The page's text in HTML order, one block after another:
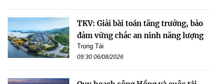
TKV: Giải bài toán tăng trưởng, bảo
đảm vững chắc an ninh năng lượng
Trọng Tài
09:30 06/08/2026